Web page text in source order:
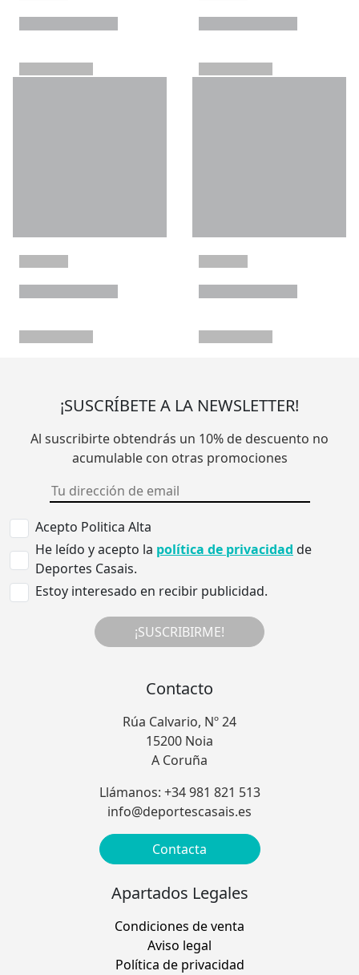
¡SUSCRÍBETE A LA NEWSLETTER!
Al suscribirte obtendrás un 10% de descuento no
acumulable con otras promociones
Acepto Politica Alta
He leído y acepto la política de privacidad de
Deportes Casais.
Estoy interesado en recibir publicidad.
¡SUSCRIBIRME!
Contacto
Rúa Calvario, Nº 24
15200 Noia
A Coruña
Llámanos: +34 981 821 513
info@deportescasais.es
Contacta
Apartados Legales
Condiciones de venta
Aviso legal
Política de privacidad